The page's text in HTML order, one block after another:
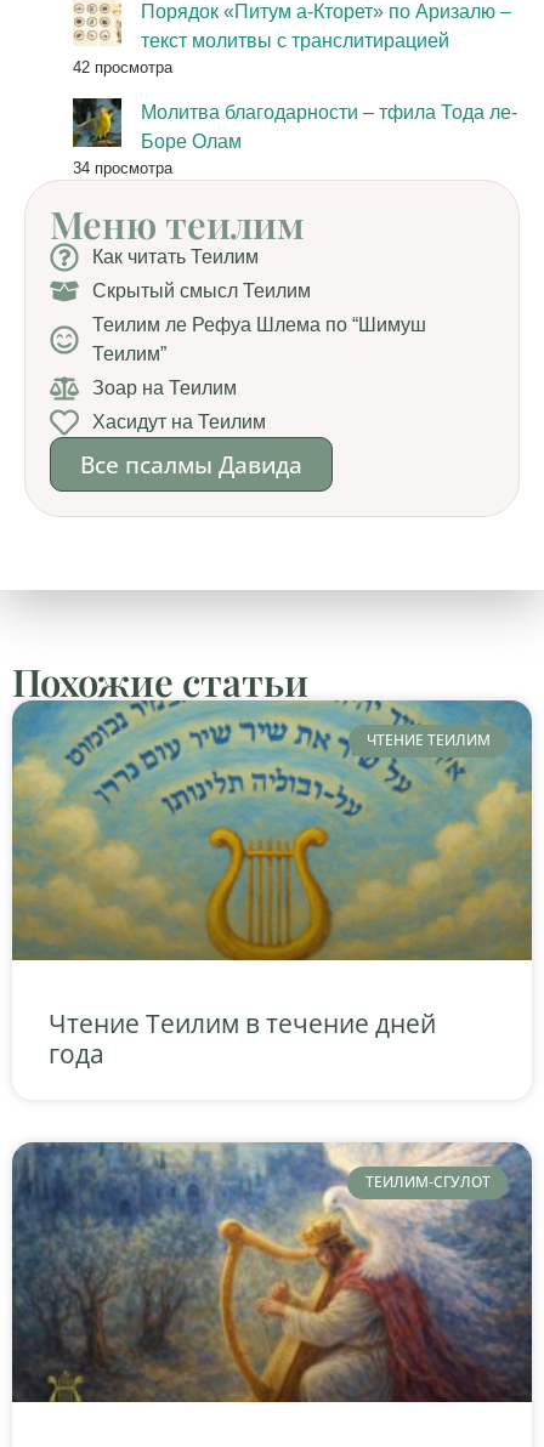
Порядок «Питум а-Кторет» по Аризалю –
текст молитвы с транслитирацией
42 просмотра
Молитва благодарности – тфила Тода ле-
Боре Олам
34 просмотра
Меню теилим
Как читать Теилим
Скрытый смысл Теилим
Теилим ле Рефуа Шлема по “Шимуш
Теилим”
Зоар на Теилим
Хасидут на Теилим
Все псалмы Давида
Похожие статьи
ЧТЕНИЕ ТЕИЛИМ
Чтение Теилим в течение дней
года
ТЕИЛИМ-СГУЛОТ